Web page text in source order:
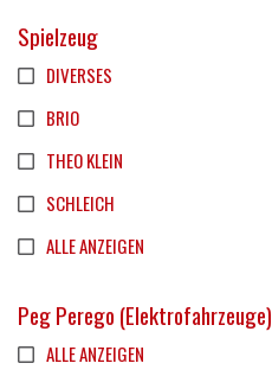
Spielzeug
DIVERSES
BRIO
THEO KLEIN
SCHLEICH
ALLE ANZEIGEN
Peg Perego (Elektrofahrzeuge)
ALLE ANZEIGEN